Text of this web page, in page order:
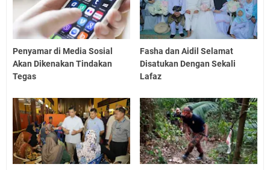
Penyamar di Media Sosial
Akan Dikenakan Tindakan
Tegas
Fasha dan Aidil Selamat
Disatukan Dengan Sekali
Lafaz